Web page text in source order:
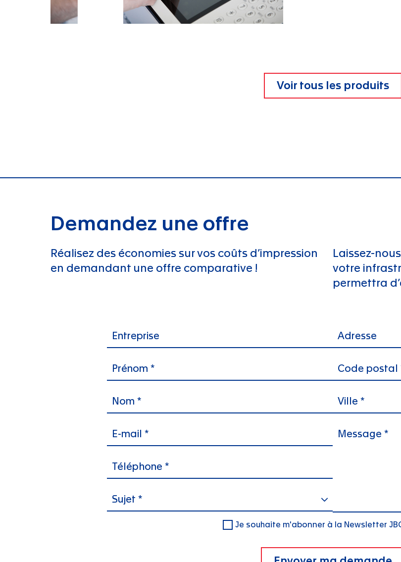
Voir tous les produits
Demandez une offre
Réalisez des économies sur vos coûts d’impression
en demandant une offre comparative !
Laissez-
votre
permettra
Je souhaite m'abonner à la Newsletter